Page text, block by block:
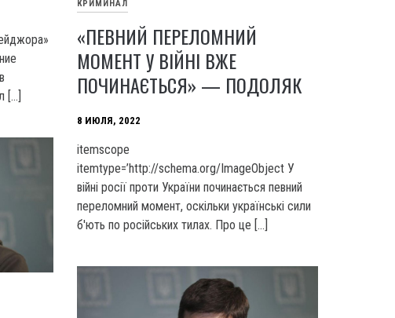
[…]
КРИМИНАЛ
«ПЕВНИЙ ПЕРЕЛОМНИЙ
МОМЕНТ У ВІЙНІ ВЖЕ
ПОЧИНАЄТЬСЯ» — ПОДОЛЯК
8 ИЮЛЯ, 2022
itemscope
itemtype=’http://schema.org/ImageObject У
війні росії проти України починається певний
переломний момент, оскільки українські сили
б'ють по російських тилах. Про це […]